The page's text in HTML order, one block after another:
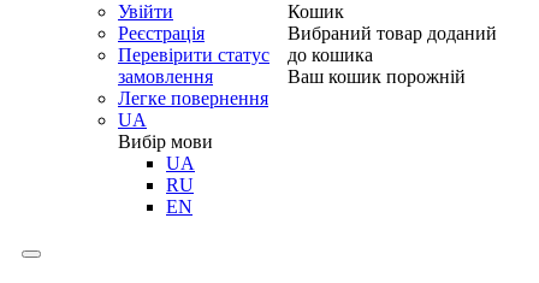
Увійти
Реєстрація
Перевірити статус
замовлення
Легке повернення
UA
Вибір мови
UA
RU
EN
Кошик
Вибраний товар доданий
до кошика
Ваш кошик порожній